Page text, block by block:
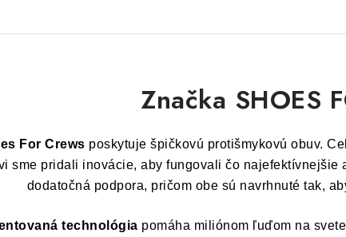
Značka SHOES
For Crews poskytuje špičkovú protišmykovú obuv.
sme pridali inovácie, aby fungovali čo najefektívnejšie
dodatočná podpora, pričom obe sú navrhnuté tak,
technológia pomáha miliónom ľuďom na